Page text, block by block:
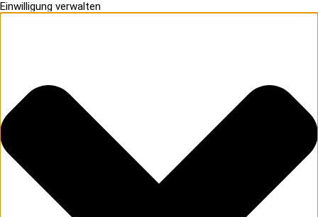
Einwilligung verwalten